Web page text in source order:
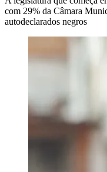
com 29% da Câmara
autodeclarados negros